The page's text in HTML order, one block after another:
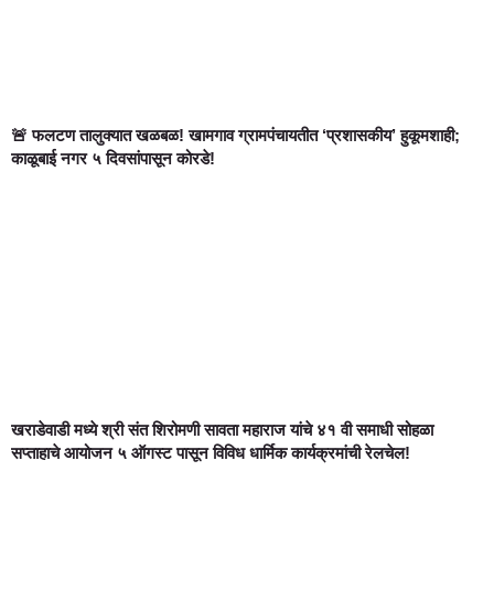
🚨 फलटण तालुक्यात खळबळ! खामगाव ग्रामपंचायतीत ‘प्रशासकीय’ हुकूमशाही;
काळूबाई नगर ५ दिवसांपासून कोरडे!
खराडेवाडी मध्ये श्री संत शिरोमणी सावता महाराज यांचे ४१ वी समाधी सोहळा
सप्ताहाचे आयोजन ५ ऑगस्ट पासून विविध धार्मिक कार्यक्रमांची रेलचेल!